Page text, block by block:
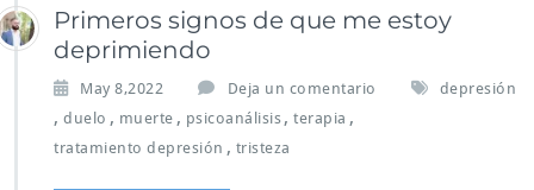
Primeros signos de que me estoy
deprimiendo
May 8,2022 Deja un comentario depresión
, duelo , muerte , psicoanálisis , terapia ,
tratamiento depresión , tristeza